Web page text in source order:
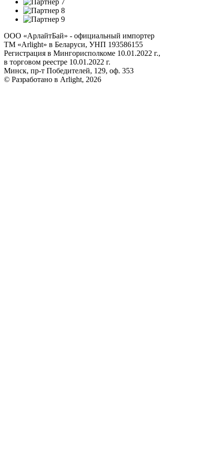
ООО «АрлайтБай» - официальный импортер
ТМ «Arlight» в Беларуси, УНП 193586155
Регистрация в Мингорисполкоме 10.01.2022 г.,
в торговом реестре 10.01.2022 г.
Минск, пр-т Победителей, 129, оф. 353
© Разработано в Arlight, 2026